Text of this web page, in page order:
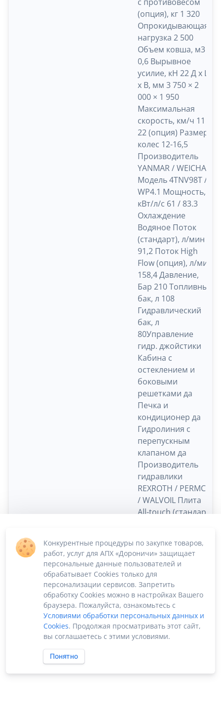
(опция), кг 1 320
Опрокидывающая
нагрузка 2 500
Объем ковша, м3
0,6 Вырывное
усилие, кН 22 Д х Ш
х В, мм 3 750 × 2
000 × 1 950
Максимальная
скорость, км/ч 11 /
22 (опция) Размер
колес 12-16,5
Производитель
YANMAR / WEICHAI
Модель 4TNV98T /
WP4.1 Мощность,
кВт/л/с 61 / 83.3
Охлаждение
Водяное Поток
(стандарт), л/мин
91,2 Поток High
Flow (опция), л/мин
158,4 Давление,
Бар 210 Топливный
бак, л 108
Гидравлический
бак, л
80Управление
гидр. джойстики
Кабина с
остеклением и
боковыми
решетками да
Печка и
кондиционер да
Гидролиния с
перепускным
клапаном да
Производитель
гидравлики
REXROTH / PERMCO
/ WALVOIL Плита
All-touch (стандарт)
стандарт да
Горизонт
коррекция ковша
«self-leveling"" да "
Конкурентные процедуры по закупке товаров,
работ, услуг для АПХ «Дороничи» защищает
персональные данные пользователей и
обрабатывает Cookies только для
персонализации сервисов. Запретить
обработку Cookies можно в настройках Вашего
браузера. Пожалуйста, ознакомьтесь с
Условиями обработки персональных данных и
Cookies. Продолжая просматривать этот сайт,
вы соглашаетесь с этими условиями.
Понятно